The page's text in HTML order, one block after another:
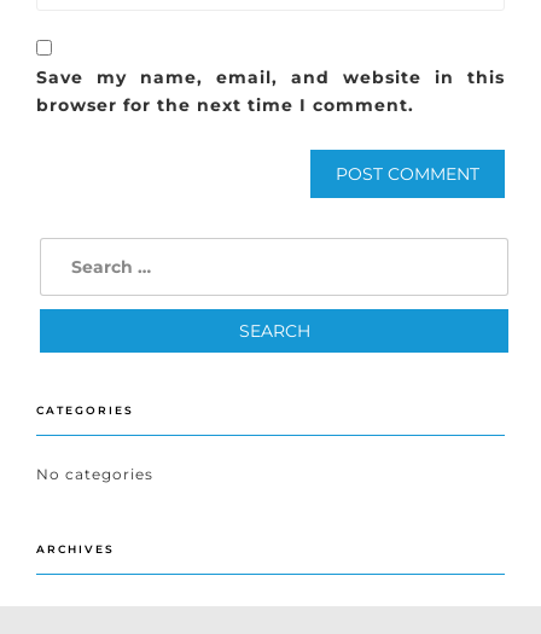
Save my name, email, and website in this
browser for the next time I comment.
CATEGORIES
No categories
ARCHIVES